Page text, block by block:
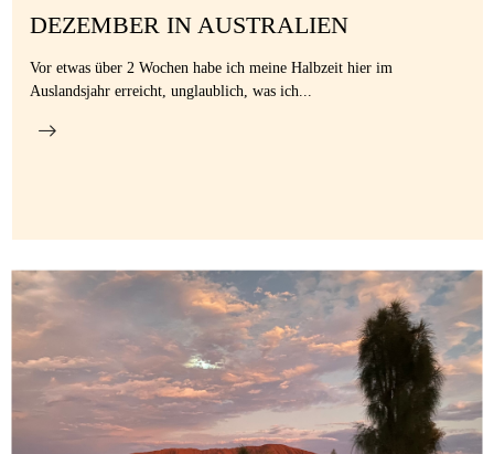
DEZEMBER IN AUSTRALIEN
Vor etwas über 2 Wochen habe ich meine Halbzeit hier im
Auslandsjahr erreicht, unglaublich, was ich...